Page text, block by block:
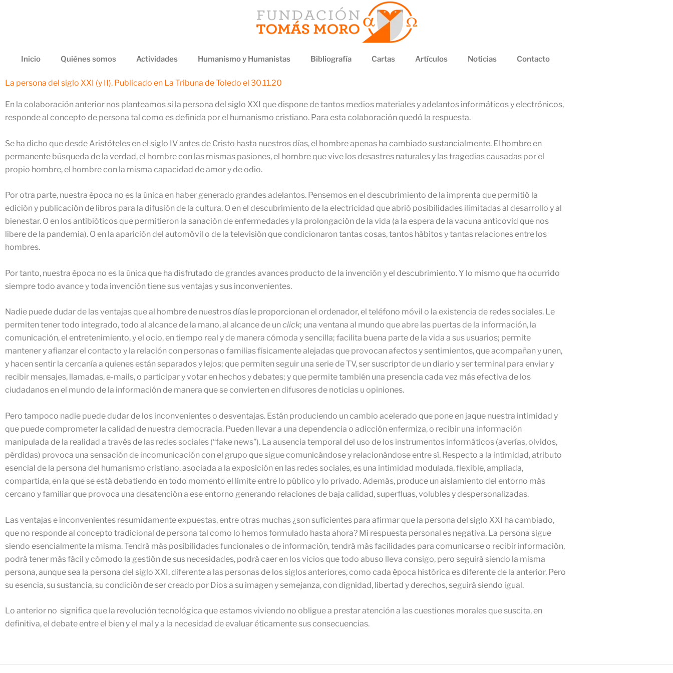
Inicio Quiénes somos Actividades Humanismo y Humanistas Bibliografía Cartas Artículos Noticias Contacto
La persona del siglo XXI (y II). Publicado en La Tribuna de Toledo el 30.11.20
En la colaboración anterior nos planteamos si la persona del siglo XXI que dispone de tantos medios materiales y adelantos informáticos y electrónicos,
responde al concepto de persona tal como es definida por el humanismo cristiano. Para esta colaboración quedó la respuesta.
Se ha dicho que desde Aristóteles en el siglo IV antes de Cristo hasta nuestros días, el hombre apenas ha cambiado sustancialmente. El hombre en
permanente búsqueda de la verdad, el hombre con las mismas pasiones, el hombre que vive los desastres naturales y las tragedias causadas por el
propio hombre, el hombre con la misma capacidad de amor y de odio.
Por otra parte, nuestra época no es la única en haber generado grandes adelantos. Pensemos en el descubrimiento de la imprenta que permitió la
edición y publicación de libros para la difusión de la cultura. O en el descubrimiento de la electricidad que abrió posibilidades ilimitadas al desarrollo y al
bienestar. O en los antibióticos que permitieron la sanación de enfermedades y la prolongación de la vida (a la espera de la vacuna anticovid que nos
libere de la pandemia). O en la aparición del automóvil o de la televisión que condicionaron tantas cosas, tantos hábitos y tantas relaciones entre los
hombres.
Por tanto, nuestra época no es la única que ha disfrutado de grandes avances producto de la invención y el descubrimiento. Y lo mismo que ha ocurrido
siempre todo avance y toda invención tiene sus ventajas y sus inconvenientes.
Nadie puede dudar de las ventajas que al hombre de nuestros días le proporcionan el ordenador, el teléfono móvil o la existencia de redes sociales. Le
permiten tener todo integrado, todo al alcance de la mano, al alcance de unclick; una ventana al mundo que abre las puertas de la información, la
comunicación, el entretenimiento, y el ocio, en tiempo real y de manera cómoda y sencilla; facilita buena parte de la vida a sus usuarios; permite
mantener y afianzar el contacto y la relación con personas o familias físicamente alejadas que provocan afectos y sentimientos, que acompañan y unen,
y hacen sentir la cercanía a quienes están separados y lejos; que permiten seguir una serie de TV, ser suscriptor de un diario y ser terminal para enviar y
recibir mensajes, llamadas, e-mails, o participar y votar en hechos y debates; y que permite también una presencia cada vez más efectiva de los
ciudadanos en el mundo de la información de manera que se convierten en difusores de noticias u opiniones.
Pero tampoco nadie puede dudar de los inconvenientes o desventajas. Están produciendo un cambio acelerado que pone en jaque nuestra intimidad y
que puede comprometer la calidad de nuestra democracia. Pueden llevar a una dependencia o adicción enfermiza, o recibir una información
manipulada de la realidad a través de las redes sociales (“fake news”). La ausencia temporal del uso de los instrumentos informáticos (averías, olvidos,
pérdidas) provoca una sensación de incomunicación con el grupo que sigue comunicándose y relacionándose entre sí. Respecto a la intimidad, atributo
esencial de la persona del humanismo cristiano, asociada a la exposición en las redes sociales, es una intimidad modulada, flexible, ampliada,
compartida, en la que se está debatiendo en todo momento el límite entre lo público y lo privado. Además, produce un aislamiento del entorno más
cercano y familiar que provoca una desatención a ese entorno generando relaciones de baja calidad, superfluas, volubles y despersonalizadas.
Las ventajas e inconvenientes resumidamente expuestas, entre otras muchas ¿son suficientes para afirmar que la persona del siglo XXI ha cambiado,
que no responde al concepto tradicional de persona tal como lo hemos formulado hasta ahora? Mi respuesta personal es negativa. La persona sigue
siendo esencialmente la misma. Tendrá más posibilidades funcionales o de información, tendrá más facilidades para comunicarse o recibir información,
podrá tener más fácil y cómodo la gestión de sus necesidades, podrá caer en los vicios que todo abuso lleva consigo, pero seguirá siendo la misma
persona, aunque sea la persona del siglo XXI, diferente a las personas de los siglos anteriores, como cada época histórica es diferente de la anterior. Pero
su esencia, su sustancia, su condición de ser creado por Dios a su imagen y semejanza, con dignidad, libertad y derechos, seguirá siendo igual.
Lo anterior no significa que la revolución tecnológica que estamos viviendo no obligue a prestar atención a las cuestiones morales que suscita, en
definitiva, el debate entre el bien y el mal y a la necesidad de evaluar éticamente sus consecuencias.